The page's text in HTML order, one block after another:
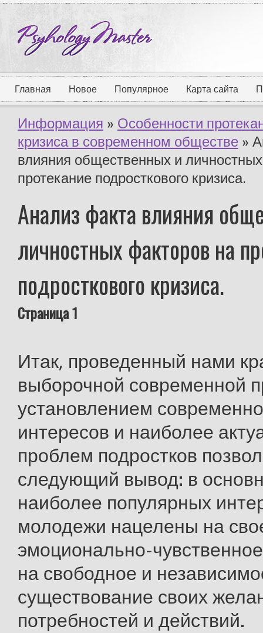
Главная Новое Популярное Карта сайта
Информация » Особенности
кризиса в современном обществе »
влияния общественных и
протекание подросткового кризиса.
Анализ факта влияния
личностных факторов на
подросткового кризиса.
Страница 1
Итак, проведенный нами
выборочной современной
установлением
интересов и наиболее
проблем подростков
следующий вывод: в
наиболее популярных
молодежи нацелены на
эмоционально-
на свободное и
существование своих
потребностей и действий.